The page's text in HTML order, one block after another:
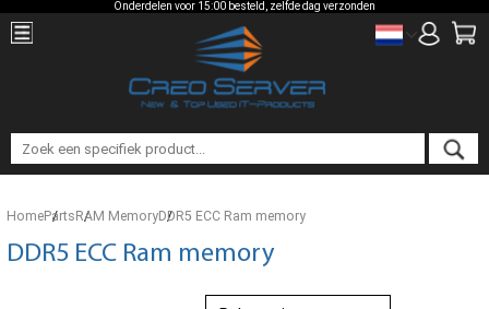
Onderdelen voor 15:00 besteld, zelfde dag verzonden
HomePartsRAM MemoryDDR5 ECC Ram memory
DDR5 ECC Ram memory